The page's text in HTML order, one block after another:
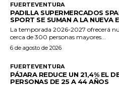
FUERTEVENTURA
PADILLA SUPERMERCADOS
SPORT SE SUMAN A LA NUEVA
La temporada 2026-2027 ofrecerá
cerca de 300 personas mayores...
6 de agosto de 2026
FUERTEVENTURA
PÁJARA REDUCE UN 21,4% EL
PERSONAS DE 25 A 44 AÑOS